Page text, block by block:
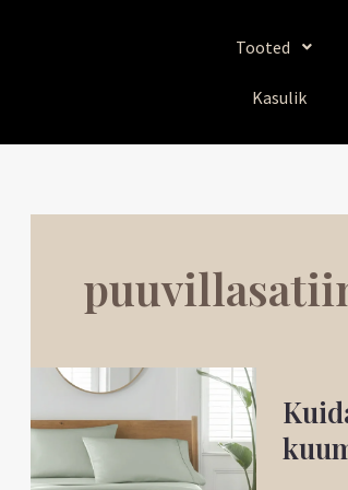
Tooted
Kasulik
valida
voodipesu
suveks: